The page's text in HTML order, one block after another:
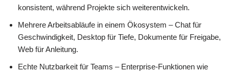
konsistent, während Projekte sich weiterentwickeln.
Mehrere Arbeitsabläufe in einem Ökosystem – Chat für
Geschwindigkeit, Desktop für Tiefe, Dokumente für Freigabe,
Web für Anleitung.
Echte Nutzbarkeit für Teams – Enterprise-Funktionen wie